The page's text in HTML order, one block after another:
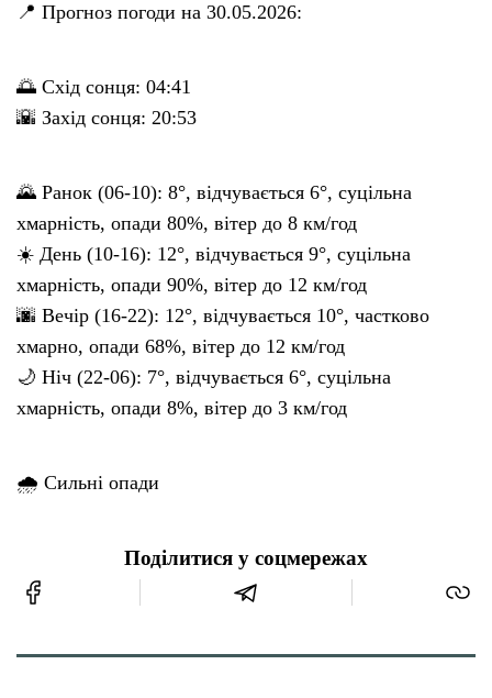
📍 Прогноз погоди на 30.05.2026:
🌅 Схід сонця: 04:41
🌇 Захід сонця: 20:53
🌄 Ранок (06-10): 8°, відчувається 6°, суцільна
хмарність, опади 80%, вітер до 8 км/год
☀️ День (10-16): 12°, відчувається 9°, суцільна
хмарність, опади 90%, вітер до 12 км/год
🌆 Вечір (16-22): 12°, відчувається 10°, частково
хмарно, опади 68%, вітер до 12 км/год
🌙 Ніч (22-06): 7°, відчувається 6°, суцільна
хмарність, опади 8%, вітер до 3 км/год
🌧 Сильні опади
Поділитися у соцмережах